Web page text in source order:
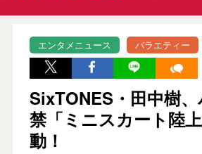
エンタメニュース バラエティー
SixTONES・田中樹
禁「ミニスカート陸
動！